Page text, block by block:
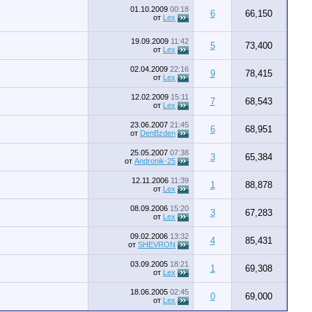
01.10.2009 00:18
от Lex 6 66,150
19.09.2009 11:42
от Lex 5 73,400
02.04.2009 22:16
от Lex 9 78,415
12.02.2009 15:11
от Lex 7 68,543
23.06.2007 21:45
от DenBzden 6 68,951
25.05.2007 07:38
от Andronik-25 3 65,384
12.11.2006 11:39
от Lex 1 88,878
08.09.2006 15:20
от Lex 3 67,283
09.02.2006 13:32
от SHEVRON 4 85,431
03.09.2005 18:21
от Lex 1 69,308
18.06.2005 02:45
от Lex 0 69,000